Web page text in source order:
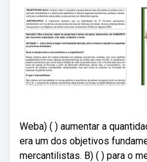
Weba) ( ) aumentar a
era um dos objetivos
mercantilistas. B) ( ) para o